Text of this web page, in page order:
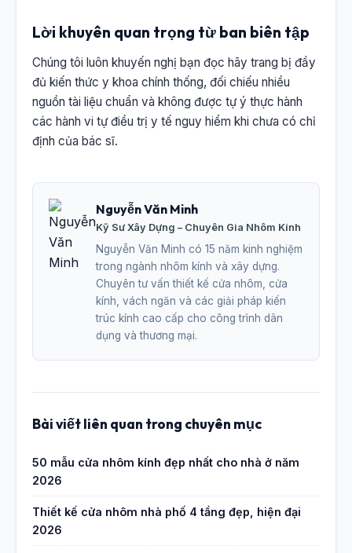
Lời khuyên quan trọng từ ban biên tập
Chúng tôi luôn khuyến nghị bạn đọc hãy trang bị đầy
đủ kiến thức y khoa chính thống, đối chiếu nhiều
nguồn tài liệu chuẩn và không được tự ý thực hành
các hành vi tự điều trị y tế nguy hiểm khi chưa có chỉ
định của bác sĩ.
Nguyễn Văn Minh
Kỹ Sư Xây Dựng – Chuyên Gia Nhôm Kính
Nguyễn Văn Minh có 15 năm kinh nghiệm
trong ngành nhôm kính và xây dựng.
Chuyên tư vấn thiết kế cửa nhôm, cửa
kính, vách ngăn và các giải pháp kiến
trúc kính cao cấp cho công trình dân
dụng và thương mại.
Bài viết liên quan trong chuyên mục
50 mẫu cửa nhôm kính đẹp nhất cho nhà ở năm
2026
Thiết kế cửa nhôm nhà phố 4 tầng đẹp, hiện đại
2026